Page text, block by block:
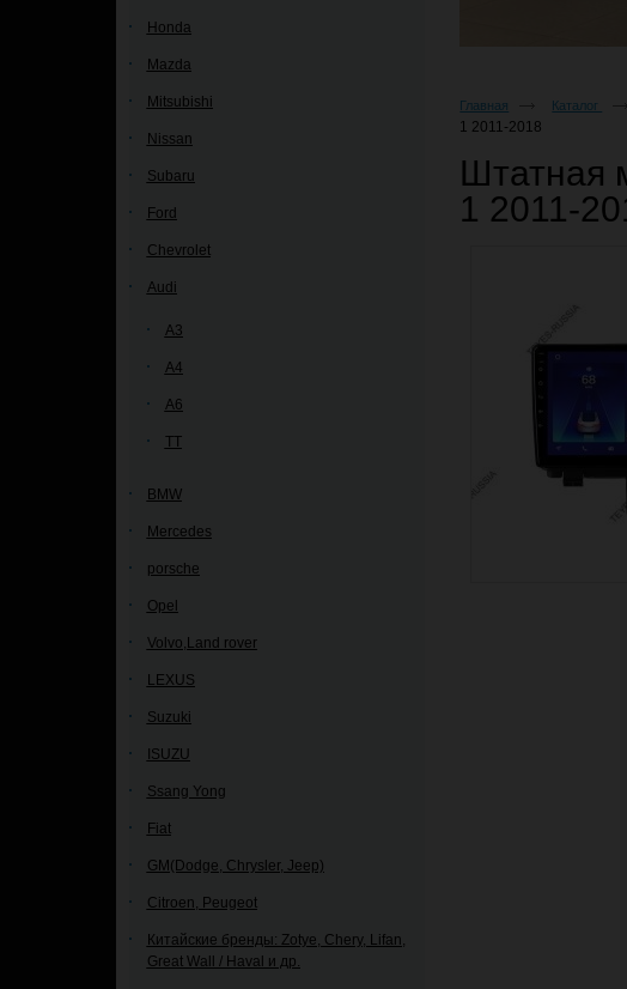
Honda
Mazda
Mitsubishi
Nissan
Subaru
Ford
Chevrolet
Audi
A3
A4
A6
TT
BMW
Mercedes
porsche
Opel
Volvo,Land rover
LEXUS
Suzuki
ISUZU
Ssang Yong
Fiat
GM(Dodge, Chrysler, Jeep)
Citroen, Peugeot
Китайские бренды: Zotye, Chery, Lifan,
Great Wall / Haval и др.
Главная Каталог
1 2011-2018
Штатная
1 2011-